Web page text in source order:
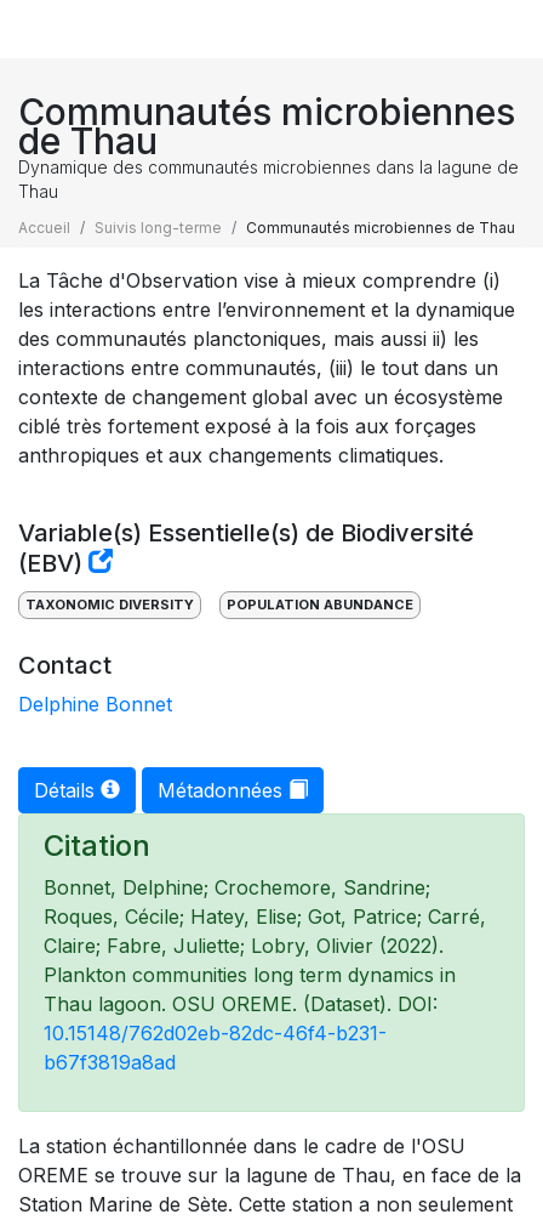
Communautés microbiennes
de Thau
Dynamique des communautés microbiennes dans la lagune de
Thau
Accueil Suivis long-terme Communautés microbiennes de Thau
La Tâche d'Observation vise à mieux comprendre (i)
les interactions entre l’environnement et la dynamique
des communautés planctoniques, mais aussi ii) les
interactions entre communautés, (iii) le tout dans un
contexte de changement global avec un écosystème
ciblé très fortement exposé à la fois aux forçages
anthropiques et aux changements climatiques.
Variable(s) Essentielle(s) de Biodiversité
(EBV)
TAXONOMIC DIVERSITY POPULATION ABUNDANCE
Contact
Delphine Bonnet
Détails Métadonnées
Citation
Bonnet, Delphine; Crochemore, Sandrine;
Roques, Cécile; Hatey, Elise; Got, Patrice; Carré,
Claire; Fabre, Juliette; Lobry, Olivier (2022).
Plankton communities long term dynamics in
Thau lagoon. OSU OREME. (Dataset). DOI:
10.15148/762d02eb-82dc-46f4-b231-
b67f3819a8ad
La station échantillonnée dans le cadre de l'OSU
OREME se trouve sur la lagune de Thau, en face de la
Station Marine de Sète. Cette station a non seulement